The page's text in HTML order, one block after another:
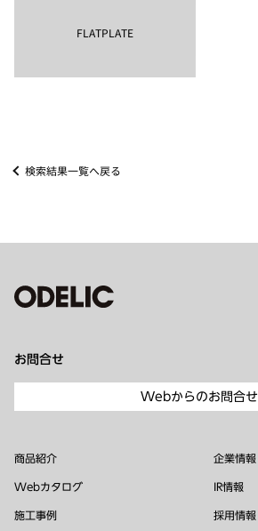
FLATPLATE
検索結果一覧へ戻る
お問合せ
Webからのお問合せ
商品紹介
Webカタログ
施工事例
企業情報
IR情報
採用情報